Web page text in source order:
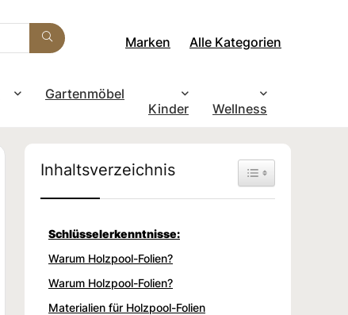
Marken Alle Kategorien
Gartenmöbel
Kinder
Wellness
Inhaltsverzeichnis Toggle Table of
Schlüsselerkenntnisse:
Warum Holzpool-Folien?
Warum Holzpool-Folien?
Materialien für Holzpool-Folien